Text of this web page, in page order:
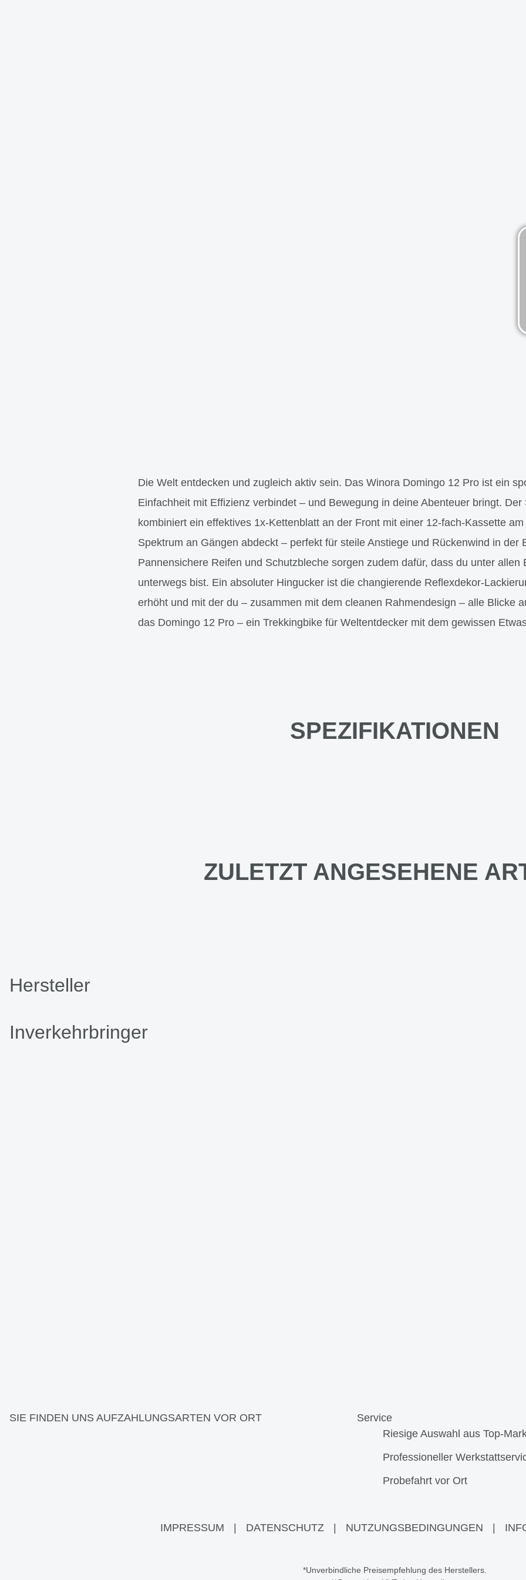
Die Welt entdecken und zugleich aktiv sein. Das Winora Domingo 12 Pro ist ein
Einfachheit mit Effizienz verbindet – und Bewegung in deine Abenteuer bringt.
kombiniert ein effektives 1x-Kettenblatt an der Front mit einer 12-fach-Kassette
Spektrum an Gängen abdeckt – perfekt für steile Anstiege und Rückenwind in der
Pannensichere Reifen und Schutzbleche sorgen zudem dafür, dass du unter allen
unterwegs bist. Ein absoluter Hingucker ist die changierende Reflexdekor-
erhöht und mit der du – zusammen mit dem cleanen Rahmendesign – alle Blicke
das Domingo 12 Pro – ein Trekkingbike für Weltentdecker mit dem gewissen
SPEZIFIKATIONEN
ZULETZT ANGESEHENE
Hersteller
Inverkehrbringer
SIE FINDEN UNS AUFZAHLUNGSARTEN VOR ORT
Service
Riesige Auswahl aus Top-
Professioneller
Probefahrt vor Ort
IMPRESSUM DATENSCHUTZ NUTZUNGSBEDINGUNGEN
*Unverbindliche Preisempfehlung des Herstellers.